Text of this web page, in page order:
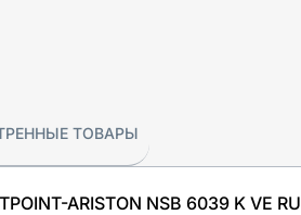
ТОВАРЫ
ARISTON NSB 6039 K VE RU